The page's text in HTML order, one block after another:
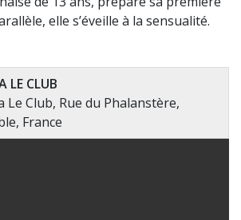
elle s’éveille à la sensualité.
LE CLUB
Le Club, Rue du Phalanstère,
France